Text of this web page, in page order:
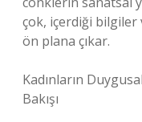
çok, içerdiği bilgiler
ön plana çıkar.
Kadınların
Bakışı